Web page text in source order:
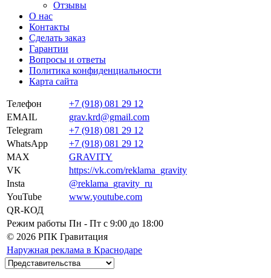
Отзывы
О нас
Контакты
Сделать заказ
Гарантии
Вопросы и ответы
Политика конфиденциальности
Карта сайта
Телефон
+7 (918) 081 29 12
EMAIL
grav.krd@gmail.com
Telegram
+7 (918) 081 29 12
WhatsApp
+7 (918) 081 29 12
MAX
GRAVITY
VK
https://vk.com/reklama_gravity
Insta
@reklama_gravity_ru
YouTube
www.youtube.com
QR-КОД
Режим работы Пн - Пт c 9:00 до 18:00
© 2026 РПК Гравитация
Наружная реклама в Краснодаре